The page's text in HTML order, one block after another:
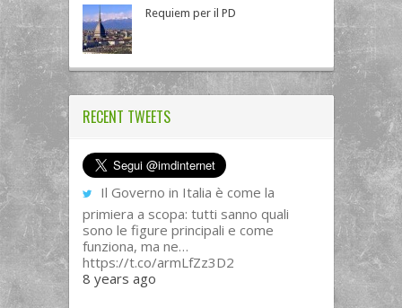
Requiem per il PD
RECENT TWEETS
Il Governo in Italia è come la
primiera a scopa: tutti sanno quali
sono le figure principali e come
funziona, ma ne…
https://t.co/armLfZz3D2
8 years ago